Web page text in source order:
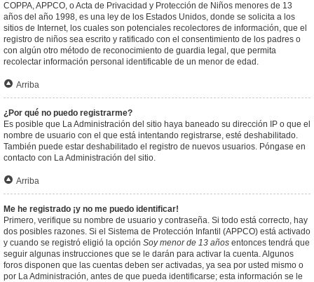
COPPA, APPCO, o Acta de Privacidad y Protección de Niños menores de 13
años del año 1998, es una ley de los Estados Unidos, donde se solicita a los
sitios de Internet, los cuales son potenciales recolectores de información, que el
registro de niños sea escrito y ratificado con el consentimiento de los padres o
con algún otro método de reconocimiento de guardia legal, que permita
recolectar información personal identificable de un menor de edad.
Arriba
¿Por qué no puedo registrarme?
Es posible que La Administración del sitio haya baneado su dirección IP o que el
nombre de usuario con el que está intentando registrarse, esté deshabilitado.
También puede estar deshabilitado el registro de nuevos usuarios. Póngase en
contacto con La Administración del sitio.
Arriba
Me he registrado ¡y no me puedo identificar!
Primero, verifique su nombre de usuario y contraseña. Si todo está correcto, hay
dos posibles razones. Si el Sistema de Protección Infantil (APPCO) está activado
y cuando se registró eligió la opción Soy menor de 13 años entonces tendrá que
seguir algunas instrucciones que se le darán para activar la cuenta. Algunos
foros disponen que las cuentas deben ser activadas, ya sea por usted mismo o
por La Administración, antes de que pueda identificarse; esta información se le